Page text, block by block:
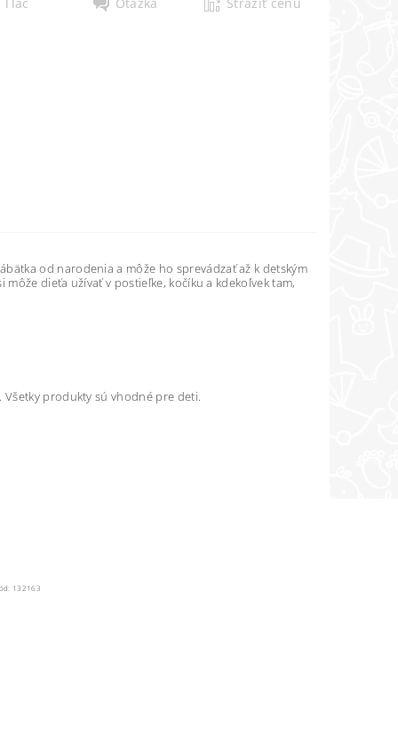
od narodenia a môže ho sprevádzať až k detským
dieťa užívať v postieľke, kočíku a kdekoľvek tam,
produkty sú vhodné pre deti.
132163